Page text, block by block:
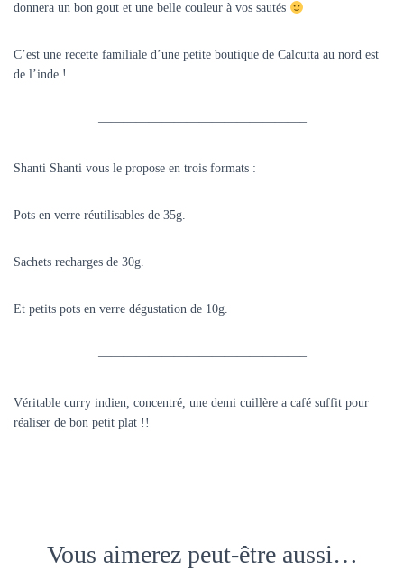
donnera un bon gout et une belle couleur à vos sautés
C’est une recette familiale d’une petite boutique de Calcutta au nord est
de l’inde !
————————————————–
Shanti Shanti vous le propose en trois formats :
Pots en verre réutilisables de 35g.
Sachets recharges de 30g.
Et petits pots en verre dégustation de 10g.
————————————————–
Véritable curry indien, concentré, une demi cuillère a café suffit pour
réaliser de bon petit plat !!
Vous aimerez peut-être aussi…